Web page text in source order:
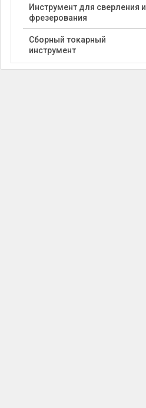
Инструмент для сверления и
фрезерования
Сборный токарный
инструмент